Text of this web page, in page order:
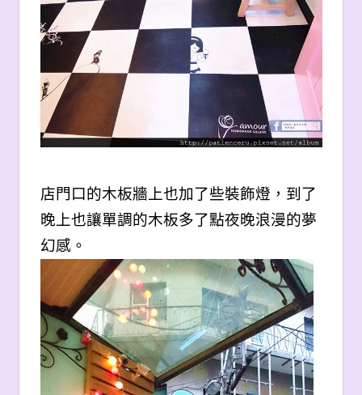
店門口的木板牆上也加了些裝飾燈，到了
晚上也讓單調的木板多了點夜晚浪漫的夢
幻感。